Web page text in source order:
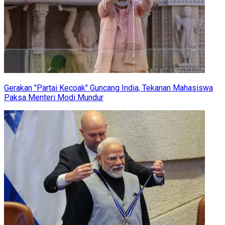
Gerakan "Partai Kecoak" Guncang India, Tekanan Mahasiswa
Paksa Menteri Modi Mundur